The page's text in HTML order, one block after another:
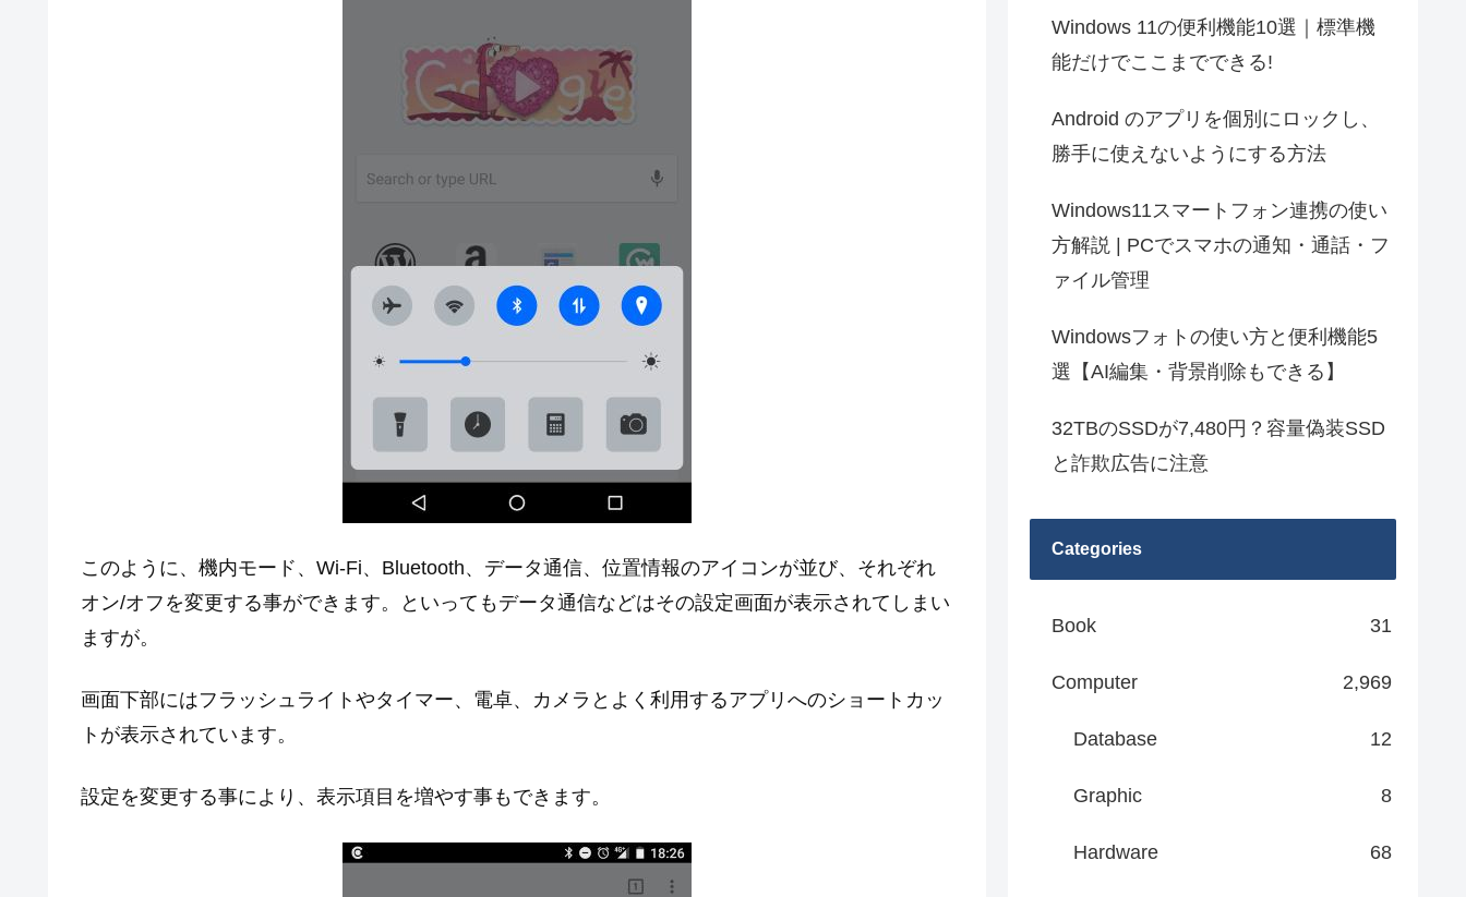
このように、機内モード、Wi-Fi、Bluetooth、データ通信、位置情報のアイコンが並び、それぞれ
オン/オフを変更する事ができます。といってもデータ通信などはその設定画面が表示されてしまい
ますが。
画面下部にはフラッシュライトやタイマー、電卓、カメラとよく利用するアプリへのショートカッ
トが表示されています。
設定を変更する事により、表示項目を増やす事もできます。
Windows 11の便利機能10選｜標準機
能だけでここまでできる!
Android のアプリを個別にロックし、
勝手に使えないようにする方法
Windows11スマートフォン連携の使い
方解説 | PCでスマホの通知・通話・フ
ァイル管理
Windowsフォトの使い方と便利機能5
選【AI編集・背景削除もできる】
32TBのSSDが7,480円？容量偽装SSD
と詐欺広告に注意
Categories
Book 31
Computer 2,969
Database 12
Graphic 8
Hardware 68